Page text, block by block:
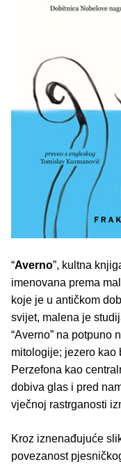
“Averno”, kultna
imenovana prema
koje je u antičkom
svijet, malena je
“Averno” na potpuno
mitologije; jezero kao
Perzefona kao
dobiva glas i pred
vječnoj rastrganosti
Kroz iznenađujuće
povezanost